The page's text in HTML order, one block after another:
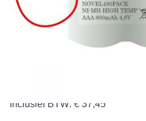
800
4,8 V
Inclusief BTW: € 37,45